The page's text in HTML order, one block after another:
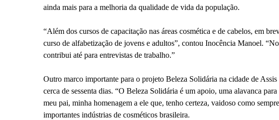
ainda mais para a melhoria da qualidade de vida da população.
“Além dos cursos de capacitação nas áreas cosmética e de cabelos, em
curso de alfabetização de jovens e adultos”, contou Inocência Manoel.
contribui até para entrevistas de trabalho.”
Outro marco importante para o projeto Beleza Solidária na cidade de
cerca de sessenta dias. “O Beleza Solidária é um apoio, uma alavanca
meu pai, minha homenagem a ele que, tenho certeza, vaidoso como
importantes indústrias de cosméticos brasileira.